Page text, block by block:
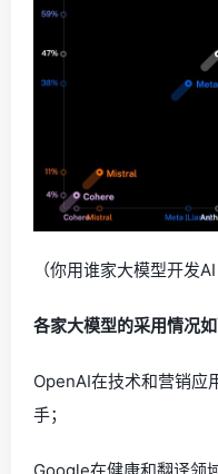
（你用谁家大模型开发
各家大模型的采用情况如
OpenAI在技术和营销应
手；